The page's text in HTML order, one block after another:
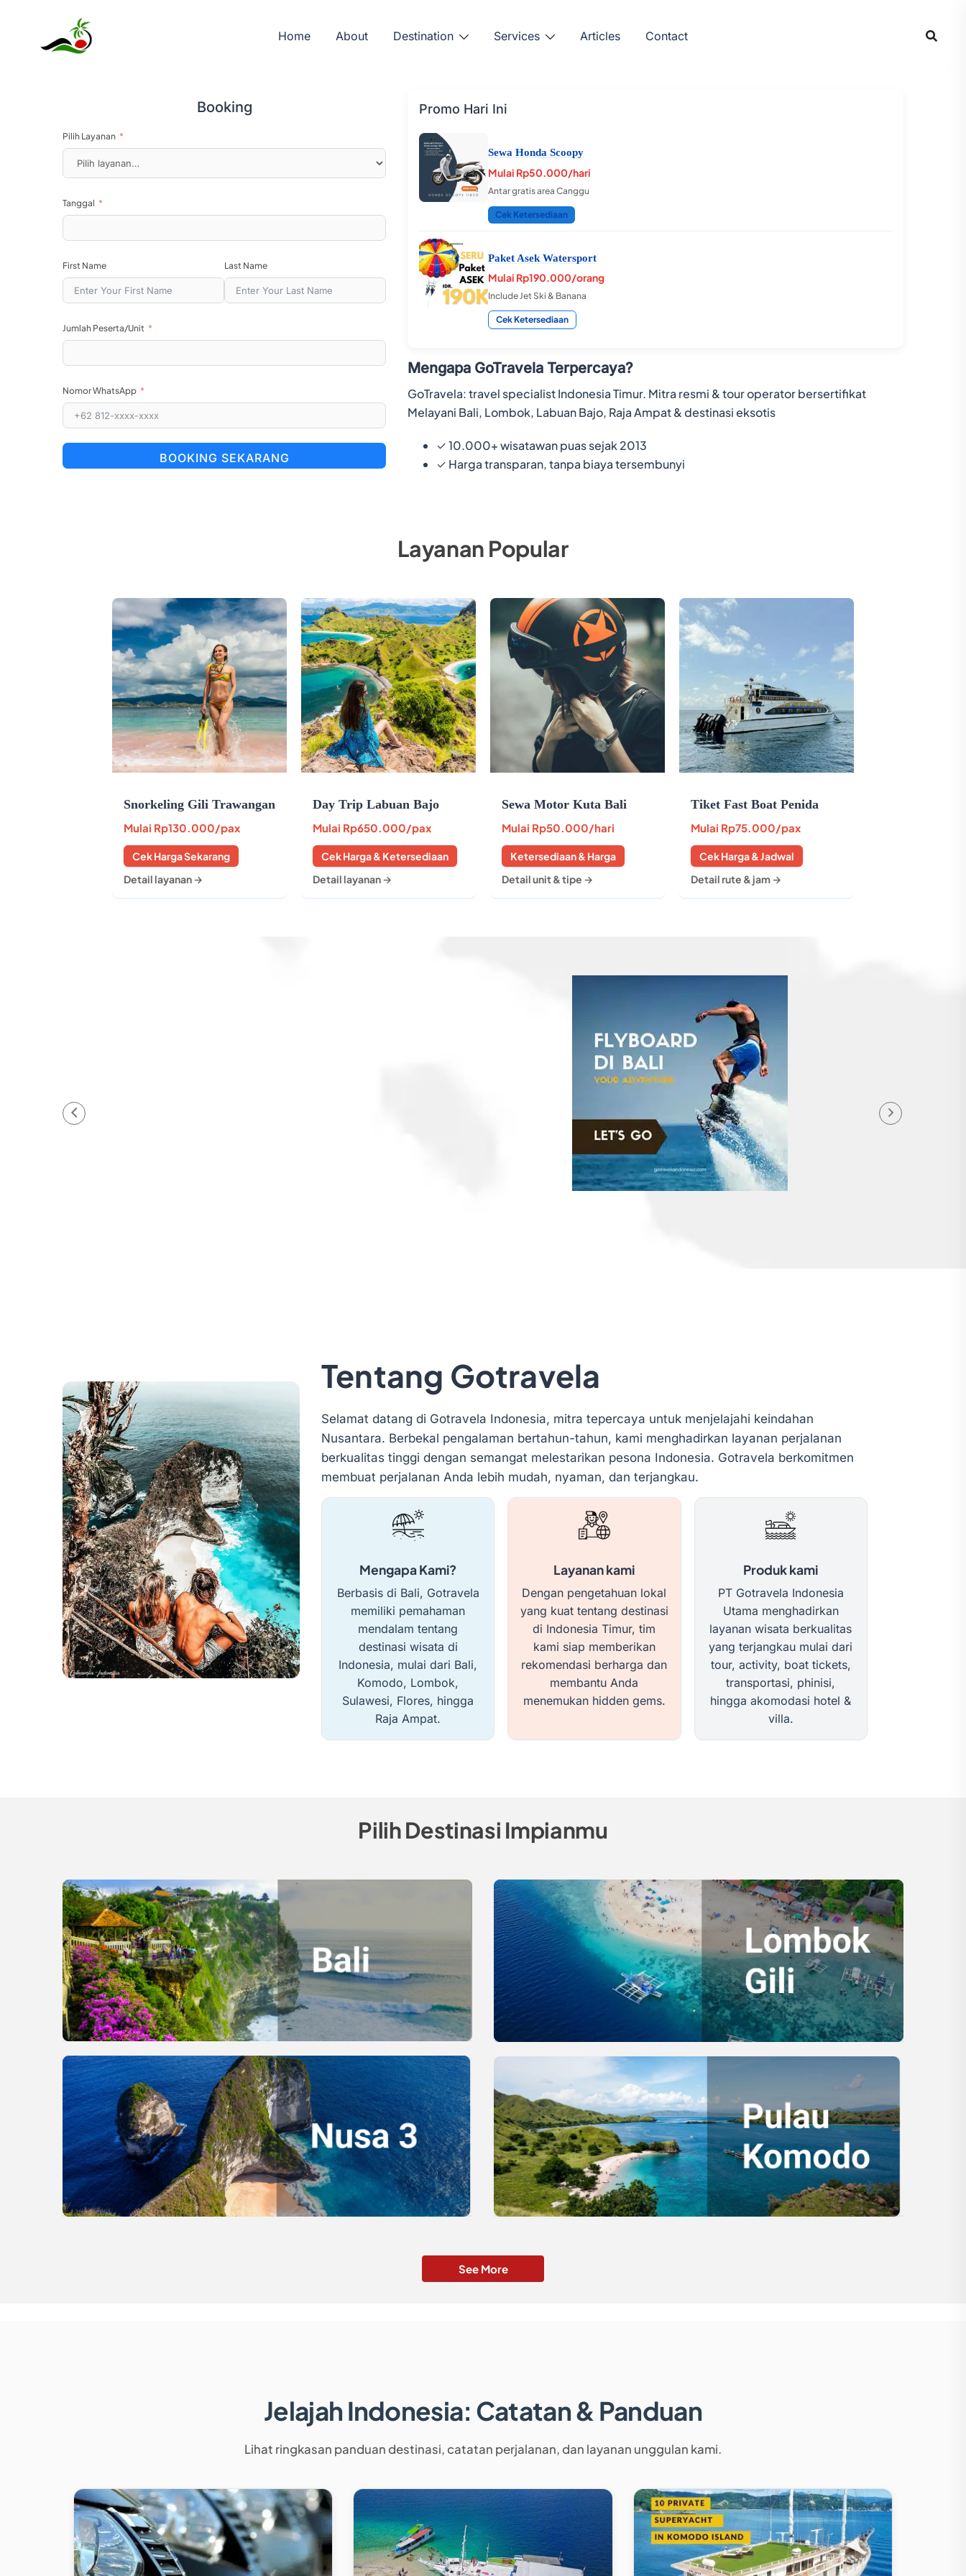
content
Home About Destination Services Articles Contact
Nusa Penida & Labuan
transparan, dan layanan terpercaya sejak 2013.
Booking
Pilih Layanan
Tanggal
First Name Last Name
Jumlah Peserta/Unit
Nomor WhatsApp
BOOKING SEKARANG
Promo Hari Ini
Sewa Honda Scoopy
Mulai Rp50.000/hari
Antar gratis area Canggu
Cek Ketersediaan
Paket Asek Watersport
Mulai Rp190.000/orang
Include Jet Ski & Banana
Cek Ketersediaan
Mengapa GoTravela Terpercaya?
GoTravela: travel specialist Indonesia Timur. Mitra resmi & tour operator bersertifikat
Melayani Bali, Lombok, Labuan Bajo, Raja Ampat & destinasi eksotis
✓10.000+ wisatawan puas sejak 2013
✓ Harga transparan, tanpa biaya tersembunyi
Layanan Popular
Snorkeling Gili Trawangan
Mulai Rp130.000/pax
Cek Harga Sekarang
Detail layanan →
Day Trip Labuan Bajo
Mulai Rp650.000/pax
Cek Harga & Ketersediaan
Detail layanan →
Sewa Motor Kuta Bali
Mulai Rp50.000/hari
Ketersediaan & Harga
Detail unit & tipe →
Tiket Fast Boat Penida
Mulai Rp75.000/pax
Cek Harga & Jadwal
Detail rute & jam →
Tentang Gotravela
Selamat datang di Gotravela Indonesia, mitra tepercaya untuk menjelajahi keindahan
Nusantara. Berbekal pengalaman bertahun-tahun, kami menghadirkan layanan perjalanan
berkualitas tinggi dengan semangat melestarikan pesona Indonesia. Gotravela berkomitmen
membuat perjalanan Anda lebih mudah, nyaman, dan terjangkau.
Mengapa Kami?
Berbasis di Bali, Gotravela
memiliki pemahaman
mendalam tentang
destinasi wisata di
Indonesia, mulai dari Bali,
Komodo, Lombok,
Sulawesi, Flores, hingga
Raja Ampat.
Layanan kami
Dengan pengetahuan lokal
yang kuat tentang destinasi
di Indonesia Timur, tim
kami siap memberikan
rekomendasi berharga dan
membantu Anda
menemukan hidden gems.
Produk kami
PT Gotravela Indonesia
Utama menghadirkan
layanan wisata berkualitas
yang terjangkau mulai dari
tour, activity, boat tickets,
transportasi, phinisi,
hingga akomodasi hotel &
villa.
Pilih Destinasi Impianmu
See More
Jelajah Indonesia: Catatan & Panduan
Lihat ringkasan panduan destinasi, catatan perjalanan, dan layanan unggulan kami.